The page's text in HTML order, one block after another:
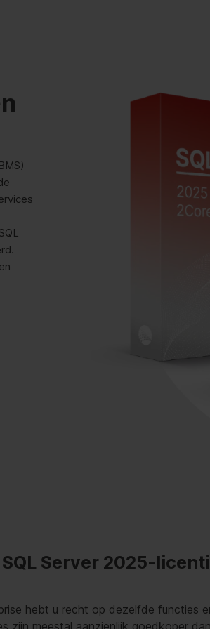
Server 2025-
hebt u recht op dezelfde functies
meestal aanzienlijk goedkoper